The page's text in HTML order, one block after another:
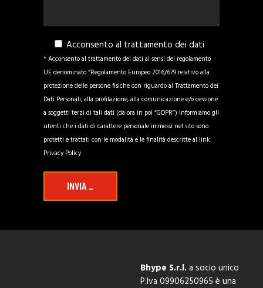
Acconsento al trattamento dei dati
* Acconsento al trattamento dei dati ai sensi del regolamento
UE denominato “Regolamento Europeo 2016/679 relativo alla
protezione delle persone fisiche con riguardo al Trattamento dei
Dati Personali, alla profilazione, alla comunicazione e/o cessione
a soggetti terzi di tali dati (da ora in poi “GDPR”) informiamo gli
utenti che i dati di carattere personale immessi nel sito sono
protetti e trattati con le modalità e le finalità descritte al link:
Privacy Policy
INVIA _
Bhype S.r.l.a socio unico
P.Iva 09906250965 è una